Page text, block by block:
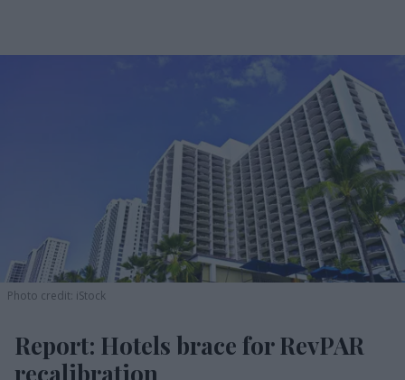
Photo credit: iStock
Report: Hotels brace for RevPAR
recalibration